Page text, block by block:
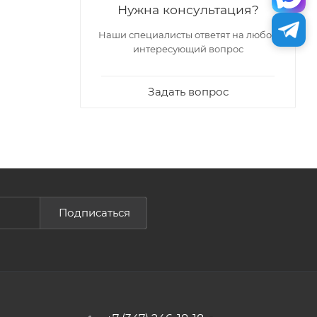
Нужна консультация?
Наши специалисты ответят на любой
интересующий вопрос
Задать вопрос
Подписаться